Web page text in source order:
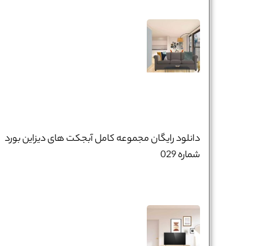
دانلود رایگان مجموعه کامل آبجکت های دیزاین بورد
شماره 029